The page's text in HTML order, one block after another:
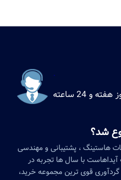
.
و 24 ساعته
شد؟
هاستینگ ، پشتیبانی و مهندسی
با سال ها تجربه در
قوی ترین مجموعه خرید،